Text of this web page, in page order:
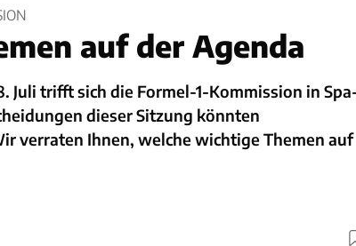
auf der Agenda
Juli trifft sich die Formel-1-Kommission in
dieser Sitzung könnten
verraten Ihnen, welche wichtige Themen auf